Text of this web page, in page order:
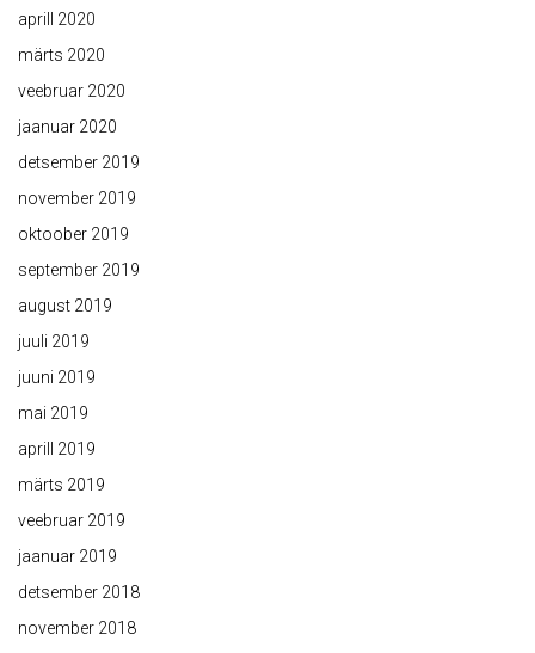
aprill 2020
märts 2020
veebruar 2020
jaanuar 2020
detsember 2019
november 2019
oktoober 2019
september 2019
august 2019
juuli 2019
juuni 2019
mai 2019
aprill 2019
märts 2019
veebruar 2019
jaanuar 2019
detsember 2018
november 2018